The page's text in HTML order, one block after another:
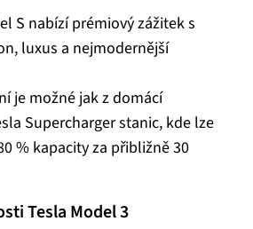
S nabízí prémiový zážitek s
luxus a nejmodernější
je možné jak z domácí
Supercharger stanic, kde lze
% kapacity za přibližně 30
Tesla Model 3